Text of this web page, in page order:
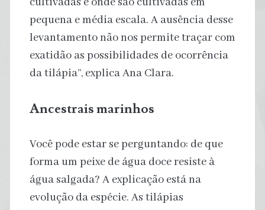
pequena e média escala. A ausência desse
levantamento não nos permite traçar com
exatidão as possibilidades de ocorrência
da tilápia”, explica Ana Clara.
Ancestrais marinhos
Você pode estar se perguntando: de que
forma um peixe de água doce resiste à
água salgada? A explicação está na
evolução da espécie. As tilápias